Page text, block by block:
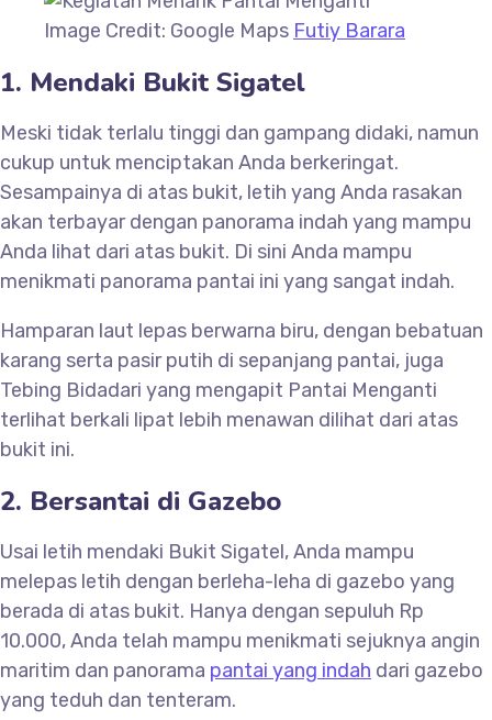
Image Credit: Google Maps Futiy Barara
1. Mendaki Bukit Sigatel
Meski tidak terlalu tinggi dan gampang didaki, namun
cukup untuk menciptakan Anda berkeringat.
Sesampainya di atas bukit, letih yang Anda rasakan
akan terbayar dengan panorama indah yang mampu
Anda lihat dari atas bukit. Di sini Anda mampu
menikmati panorama pantai ini yang sangat indah.
Hamparan laut lepas berwarna biru, dengan bebatuan
karang serta pasir putih di sepanjang pantai, juga
Tebing Bidadari yang mengapit Pantai Menganti
terlihat berkali lipat lebih menawan dilihat dari atas
bukit ini.
2. Bersantai di Gazebo
Usai letih mendaki Bukit Sigatel, Anda mampu
melepas letih dengan berleha-leha di gazebo yang
berada di atas bukit. Hanya dengan sepuluh Rp
10.000, Anda telah mampu menikmati sejuknya angin
maritim dan panorama pantai yang indah dari gazebo
yang teduh dan tenteram.